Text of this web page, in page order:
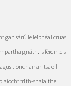
gan sárú le leibhéal cruas
gnáth. Is féidir leis
tionchair an tsaoil
frith-shalaithe